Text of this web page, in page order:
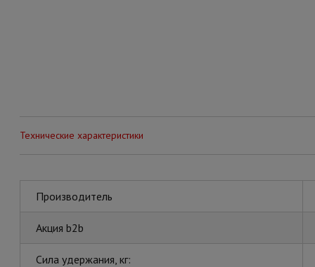
Технические характеристики
Производитель
Акция b2b
Сила удержания, кг: